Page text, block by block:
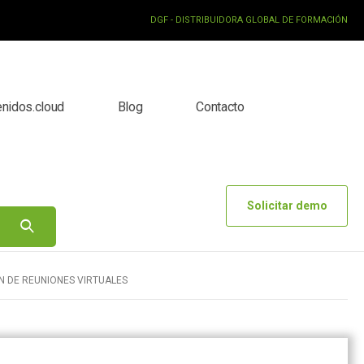
DGF - DISTRIBUIDORA GLOBAL DE FORMACIÓN
Blog Contacto
Solicitar demo
DE REUNIONES VIRTUALES